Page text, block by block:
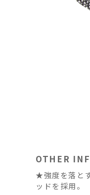
OTHER
★強度を落と
ッドを採用。